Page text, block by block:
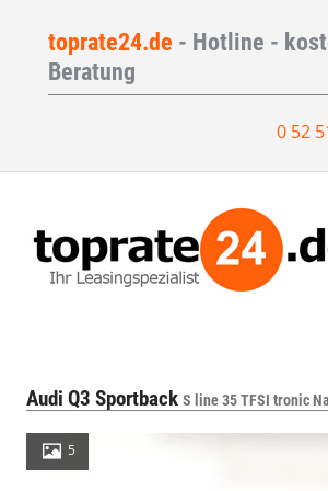
toprate24.de - Hotline -
Beratung
0 52
Audi Q3 Sportback S line 35 TFSI tronic
5